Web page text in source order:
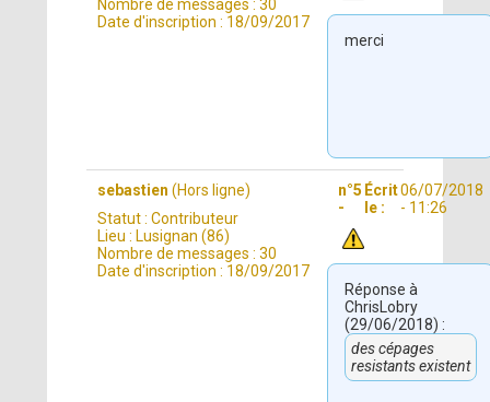
Nombre de messages : 30
Date d'inscription : 18/09/2017
merci
sebastien (Hors ligne)
Statut : Contributeur
Lieu : Lusignan (86)
Nombre de messages : 30
Date d'inscription : 18/09/2017
n°5
-
Écrit
le :
06/07/2018
- 11:26
Réponse à
ChrisLobry
(29/06/2018) :
des cépages
resistants existent